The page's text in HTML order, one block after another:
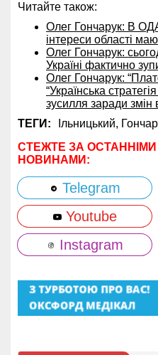
Читайте також:
Олег Гончарук: В
інтереси області
Олег Гончарук:
Україні фактично
Олег Гончарук:
“Українська
зусилля заради змін
ТЕГИ:
Ільницький,
СТЕЖТЕ ЗА
НОВИНАМИ:
Telegram
Youtube
Instagram